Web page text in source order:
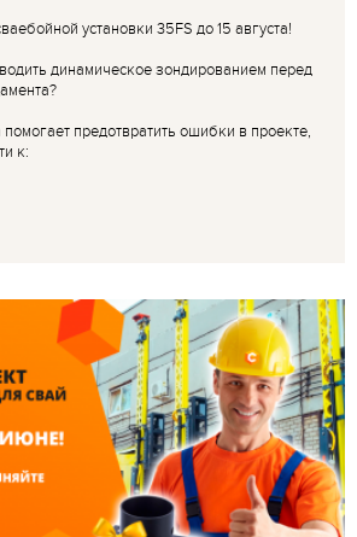
установки 35FS до 15 августа!
динамическое зондированием перед
предотвратить ошибки в проекте,
к: